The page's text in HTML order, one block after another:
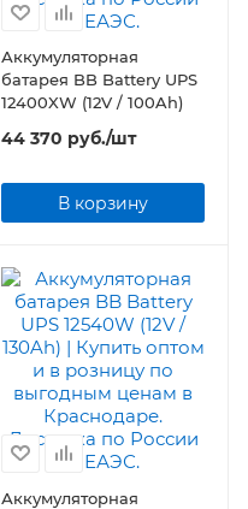
Аккумуляторная
батарея BB Battery UPS
12400XW (12V / 100Ah)
44 370 руб./шт
В корзину
Аккумуляторная